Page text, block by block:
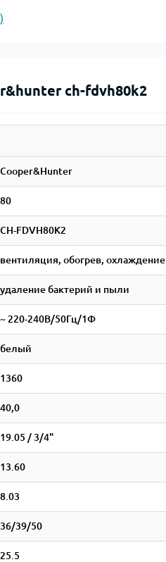
ch-fdvh80k2
Cooper&Hunter
80
CH-FDVH80K2
вентиляция, обогрев, охлаждение
удаление бактерий и пыли
~ 220-240В/50Гц/1Ф
белый
1360
40,0
19.05 / 3/4"
13.60
8.03
36/39/50
25.5